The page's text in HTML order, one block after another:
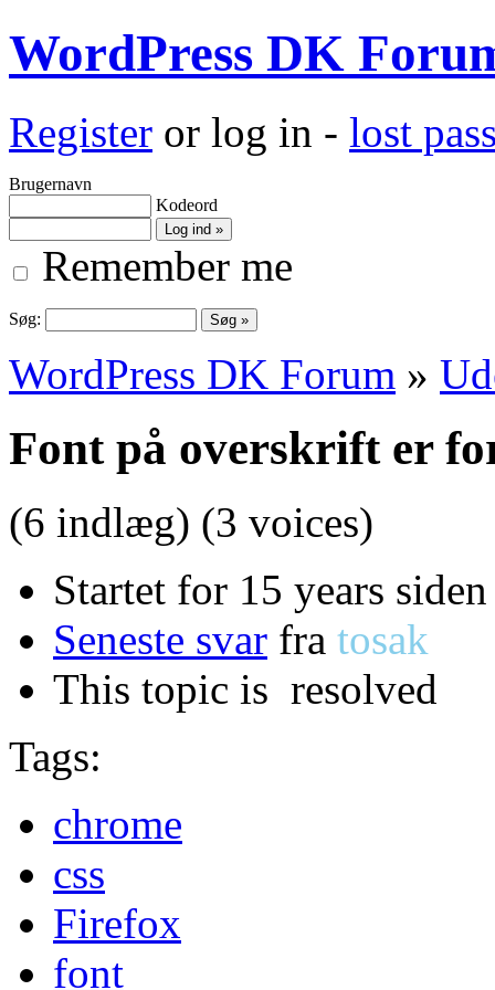
WordPress DK
Register or log in - lost
Brugernavn
Kodeord
Remember me
Søg:
WordPress DK Forum »
Font på overskrift er
(6 indlæg) (3 voices)
Startet for 15 years
Seneste svar fra tosak
This topic is resolved
Tags:
chrome
css
Firefox
font